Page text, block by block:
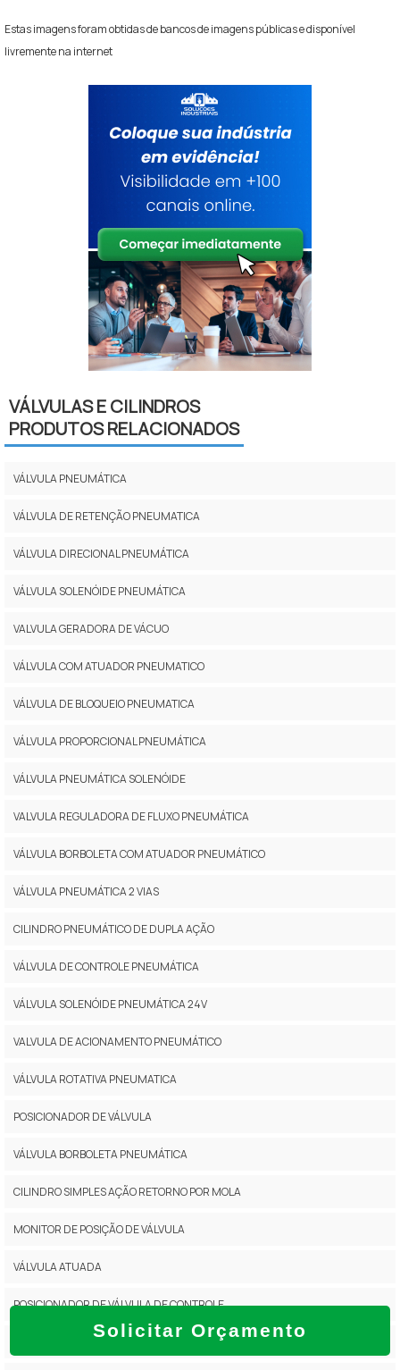
Estas imagens foram obtidas de bancos de imagens públicas e disponível
livremente na internet
Solicitar Orçamento
VÁLVULAS E CILINDROS
PRODUTOS RELACIONADOS
VÁLVULA PNEUMÁTICA
VÁLVULA DE RETENÇÃO PNEUMATICA
VÁLVULA DIRECIONAL PNEUMÁTICA
VÁLVULA SOLENÓIDE PNEUMÁTICA
VALVULA GERADORA DE VÁCUO
VÁLVULA COM ATUADOR PNEUMATICO
VÁLVULA DE BLOQUEIO PNEUMATICA
VÁLVULA PROPORCIONAL PNEUMÁTICA
VÁLVULA PNEUMÁTICA SOLENÓIDE
VALVULA REGULADORA DE FLUXO PNEUMÁTICA
VÁLVULA BORBOLETA COM ATUADOR PNEUMÁTICO
VÁLVULA PNEUMÁTICA 2 VIAS
CILINDRO PNEUMÁTICO DE DUPLA AÇÃO
VÁLVULA DE CONTROLE PNEUMÁTICA
VÁLVULA SOLENÓIDE PNEUMÁTICA 24V
VALVULA DE ACIONAMENTO PNEUMÁTICO
VÁLVULA ROTATIVA PNEUMATICA
POSICIONADOR DE VÁLVULA
VÁLVULA BORBOLETA PNEUMÁTICA
CILINDRO SIMPLES AÇÃO RETORNO POR MOLA
MONITOR DE POSIÇÃO DE VÁLVULA
VÁLVULA ATUADA
POSICIONADOR DE VÁLVULA DE CONTROLE
CILINDRO DUPLA AÇÃO PNEUMÁTICA